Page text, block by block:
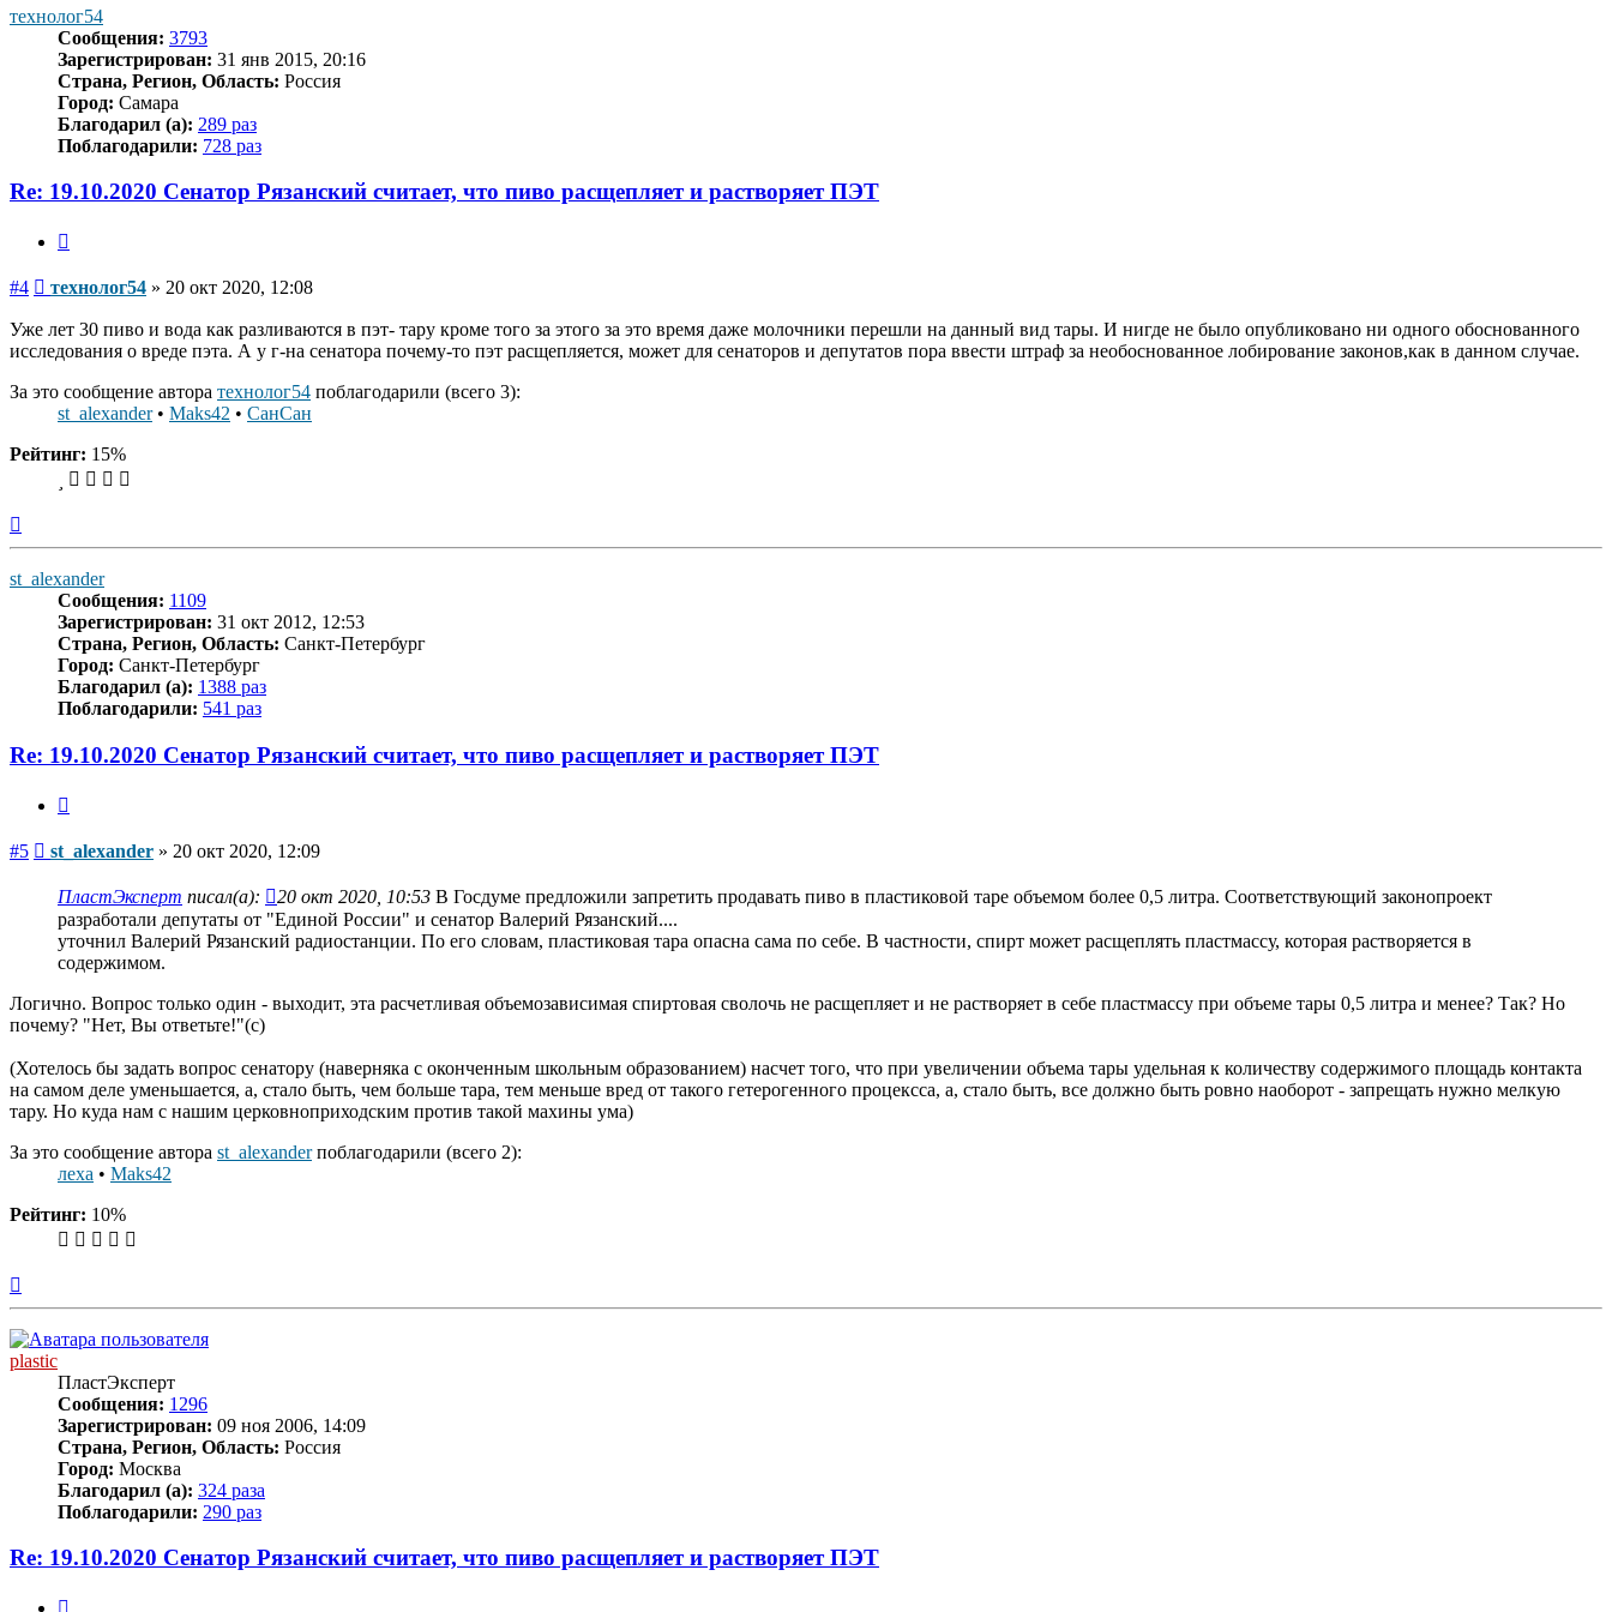
технолог54
Сообщения: 3793
Зарегистрирован: 31 янв 2015, 20:16
Страна, Регион, Область: Россия
Город: Самара
Благодарил (а): 289 раз
Поблагодарили: 728 раз
Re: 19.10.2020 Сенатор Рязанский считает, что пиво расщепляет и растворяет ПЭТ
#4 Сообщение
технолог54 » 20 окт 2020, 12:08
Уже лет 30 пиво и вода как разливаются в пэт- тару кроме того за этого за это время даже молочники перешли на данный вид тары. И нигде не было опубликовано ни одного обоснованного
исследования о вреде пэта. А у г-на сенатора почему-то пэт расщепляется, может для сенаторов и депутатов пора ввести штраф за необоснованное лобирование законов,как в данном случае.
За это сообщение автора технолог54 поблагодарили (всего 3):
st_alexander• Maks42 • СанСан
Рейтинг: 15%
st_alexander
Сообщения: 1109
Зарегистрирован: 31 окт 2012, 12:53
Страна, Регион, Область: Санкт-Петербург
Город: Санкт-Петербург
Благодарил (а): 1388 раз
Поблагодарили: 541 раз
Re: 19.10.2020 Сенатор Рязанский считает, что пиво расщепляет и растворяет ПЭТ
#5 Сообщение
st_alexander » 20 окт 2020, 12:09
ПластЭксперт писал(а): 20 окт 2020, 10:53 В Госдуме предложили запретить продавать пиво в пластиковой таре объемом более 0,5 литра. Соответствующий законопроект
разработали депутаты от "Единой России" и сенатор Валерий Рязанский....
уточнил Валерий Рязанский радиостанции. По его словам, пластиковая тара опасна сама по себе. В частности, спирт может расщеплять пластмассу, которая растворяется в
содержимом.
Логично. Вопрос только один - выходит, эта расчетливая объемозависимая спиртовая сволочь не расщепляет и не растворяет в себе пластмассу при объеме тары 0,5 литра и менее? Так? Но
почему? "Нет, Вы ответьте!"(с)
(Хотелось бы задать вопрос сенатору (наверняка с оконченным школьным образованием) насчет того, что при увеличении объема тары удельная к количеству содержимого площадь контакта
на самом деле уменьшается, а, стало быть, чем больше тара, тем меньше вред от такого гетерогенного процексса, а, стало быть, все должно быть ровно наоборот - запрещать нужно мелкую
тару. Но куда нам с нашим церковноприходским против такой махины ума)
За это сообщение автора st_alexanderпоблагодарили (всего 2):
леха • Maks42
Рейтинг: 10%
plastic
ПластЭксперт
Сообщения: 1296
Зарегистрирован: 09 ноя 2006, 14:09
Страна, Регион, Область: Россия
Город: Москва
Благодарил (а): 324 раза
Поблагодарили: 290 раз
Re: 19.10.2020 Сенатор Рязанский считает, что пиво расщепляет и растворяет ПЭТ